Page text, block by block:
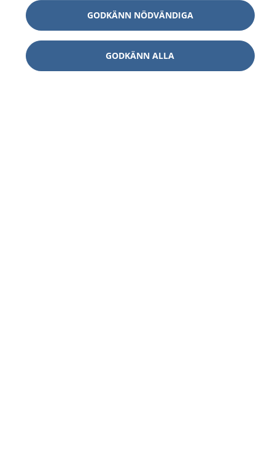
GODKÄNN NÖDVÄNDIGA
GODKÄNN ALLA